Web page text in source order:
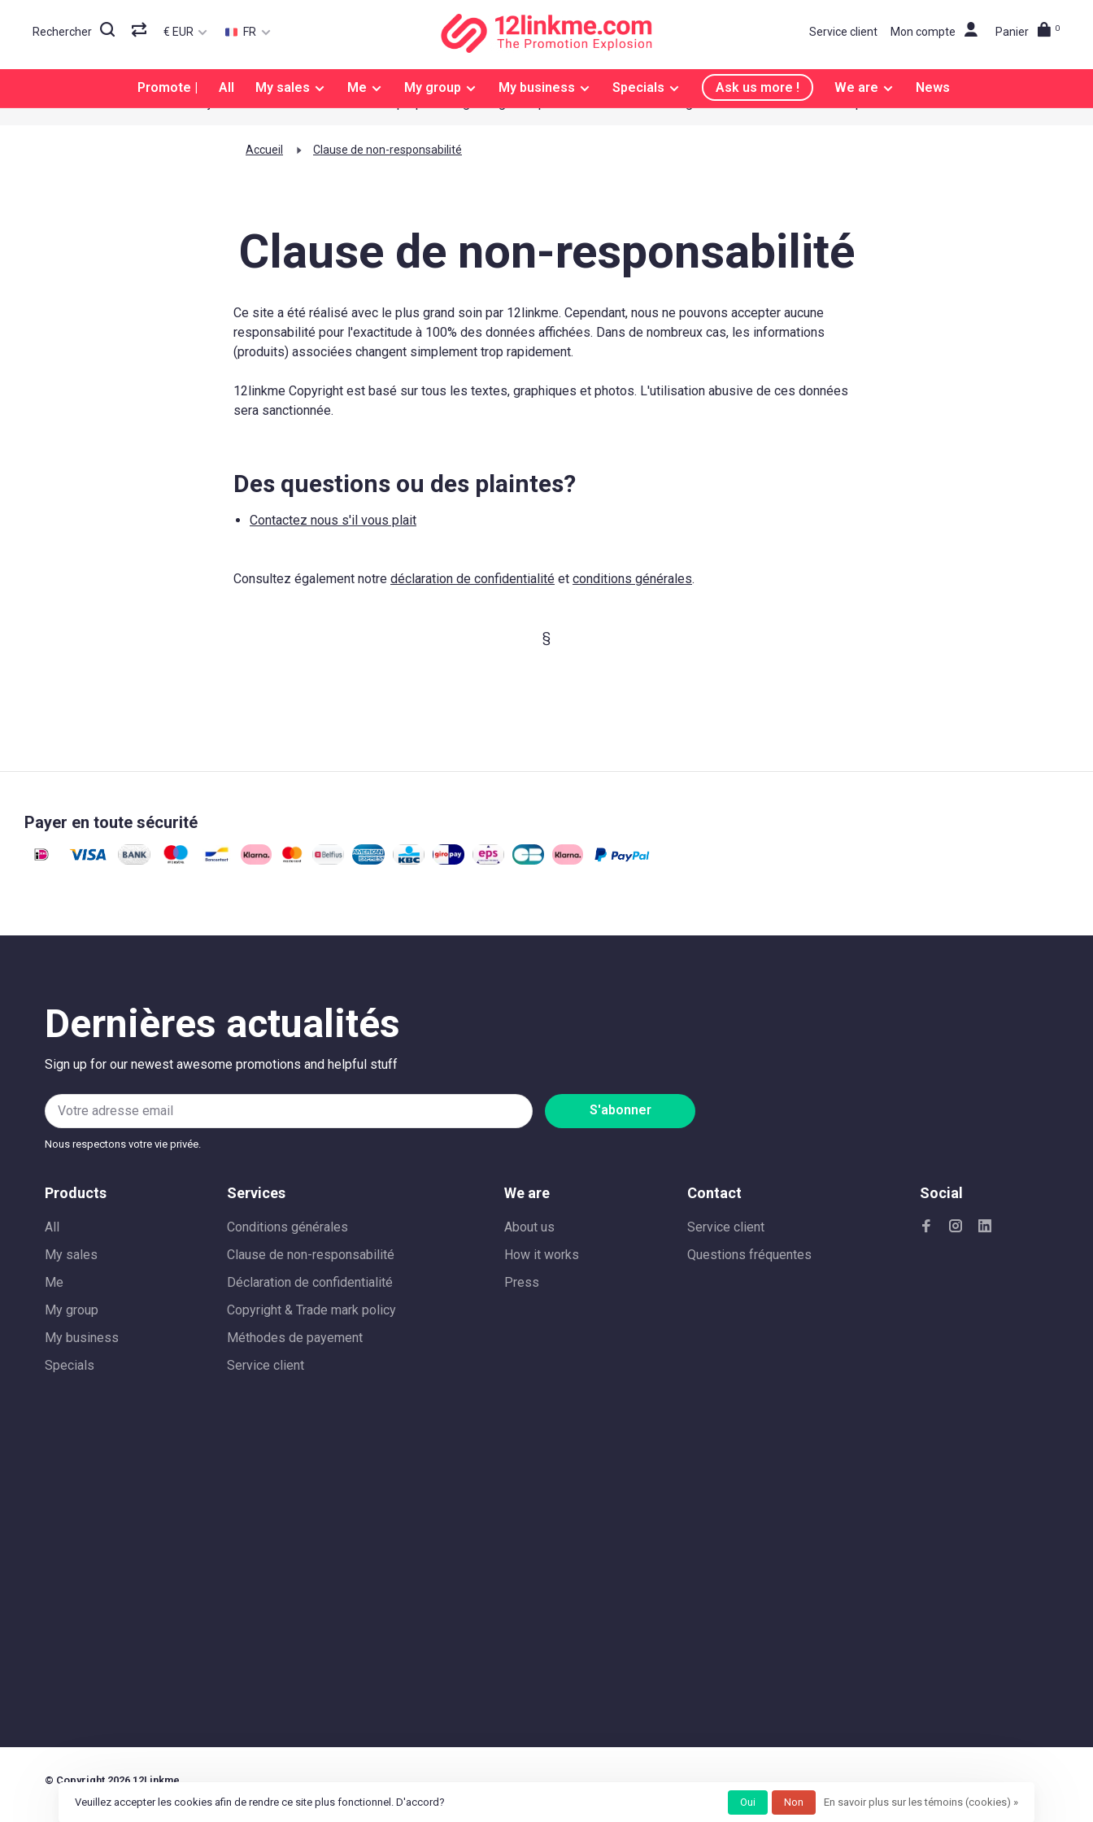
Rechercher € EUR FR Service client Mon compte Panier 0
Promote | All My sales Me My group My business Specials Ask us more ! We are
News
Livraison gratuite Différencier explosive !
Accueil Clause de non-responsabilité
Clause de non-responsabilité
Ce site a été réalisé avec le plus grand soin par 12linkme. Cependant, nous ne pouvons accepter aucune
responsabilité pour l'exactitude à 100% des données affichées. Dans de nombreux cas, les informations
(produits) associées changent simplement trop rapidement.
12linkme Copyright est basé sur tous les textes, graphiques et photos. L'utilisation abusive de ces données
sera sanctionnée.
Des questions ou des plaintes?
Contactez nous s'il vous plait
Consultez également notre déclaration de confidentialité et conditions générales.
§
Payer en toute sécurité
Dernières actualités
Sign up for our newest awesome promotions and helpful stuff
S'abonner
Nous respectons votre vie privée.
Products
All
My sales
Me
My group
My business
Specials
Services
Conditions générales
Clause de non-responsabilité
Déclaration de confidentialité
Copyright & Trade mark policy
Méthodes de payement
Service client
We are
About us
How it works
Press
Contact
Service client
Questions fréquentes
Social
© Copyright 2026 12Linkme
Veuillez accepter les cookies afin de rendre ce site plus fonctionnel. D'accord?
Oui Non En savoir plus sur les témoins (cookies) »